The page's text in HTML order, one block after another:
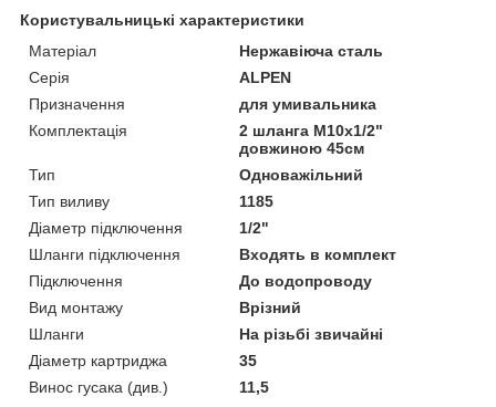
Користувальницькі характеристики
Матеріал
Нержавіюча сталь
Серія
ALPEN
Призначення
для умивальника
Комплектація
2 шланга М10х1/2"
довжиною 45см
Тип
Одноважільний
Тип виливу
1185
Діаметр підключення
1/2"
Шланги підключення
Входять в комплект
Підключення
До водопроводу
Вид монтажу
Врізний
Шланги
На різьбі звичайні
Діаметр картриджа
35
Винос гусака (див.)
11,5